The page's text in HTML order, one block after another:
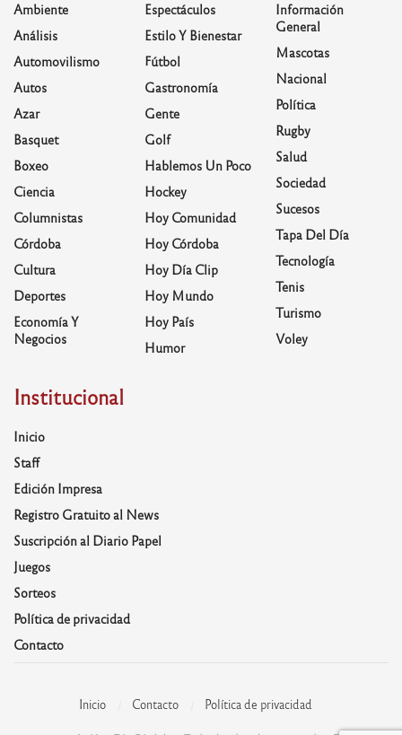
Ambiente
Análisis
Automovilismo
Autos
Azar
Basquet
Boxeo
Ciencia
Columnistas
Córdoba
Cultura
Deportes
Economía Y
Negocios
Espectáculos
Estilo Y Bienestar
Fútbol
Gastronomía
Gente
Golf
Hablemos Un Poco
Hockey
Hoy Comunidad
Hoy Córdoba
Hoy Día Clip
Hoy Mundo
Hoy País
Humor
Información
General
Mascotas
Nacional
Política
Rugby
Salud
Sociedad
Sucesos
Tapa Del Día
Tecnología
Tenis
Turismo
Voley
Institucional
Inicio
Staff
Edición Impresa
Registro Gratuito al News
Suscripción al Diario Papel
Juegos
Sorteos
Política de privacidad
Contacto
Inicio Contacto Política de privacidad